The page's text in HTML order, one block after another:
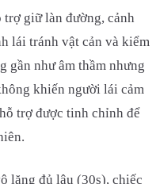
giữ làn đường, cảnh
lái tránh vật cản và kiểm
gần như âm thầm nhưng
khiến người lái cảm
trợ được tinh chỉnh để
lăng đủ lâu (30s), chiếc